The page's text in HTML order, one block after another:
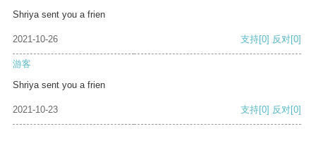
Shriya sent you a frien
2021-10-26 支持[0] 反对[0]
游客
Shriya sent you a frien
2021-10-23 支持[0] 反对[0]